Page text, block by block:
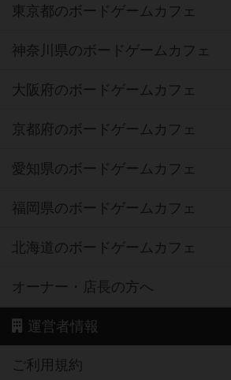
東京都のボードゲームカフェ
神奈川県のボードゲームカフェ
大阪府のボードゲームカフェ
京都府のボードゲームカフェ
愛知県のボードゲームカフェ
福岡県のボードゲームカフェ
北海道のボードゲームカフェ
オーナー・店長の方へ
運営者情報
ご利用規約